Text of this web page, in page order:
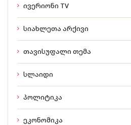
ივერიონი TV
სიახლეთა არქივი
თავისუფალი თემა
სლაიდი
პოლიტიკა
ეკონომიკა